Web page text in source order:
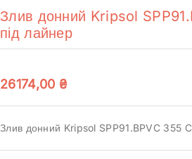
Злив донний Kripsol
під лайнер
26174,00 ₴
Злив донний Kripsol SPP91.BPVC 355